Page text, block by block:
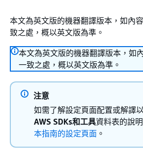
本文為英文版的機器翻譯版本，如內
致之處，概以英文版為準。
本文為英文版的機器翻譯版本，如
一致之處，概以英文版為準。
注意
如需了解設定頁面配置或解譯
AWS SDKs和工具資料表的說
本指南的設定頁面 。